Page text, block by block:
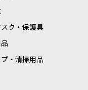
ク・保護具
・清掃用品